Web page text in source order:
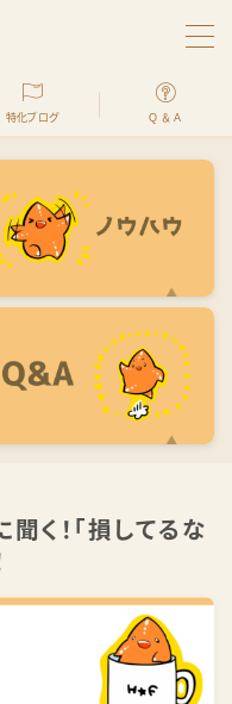
わかりやすく、初心
特化ブログ Q ＆ A
く！「損してるな